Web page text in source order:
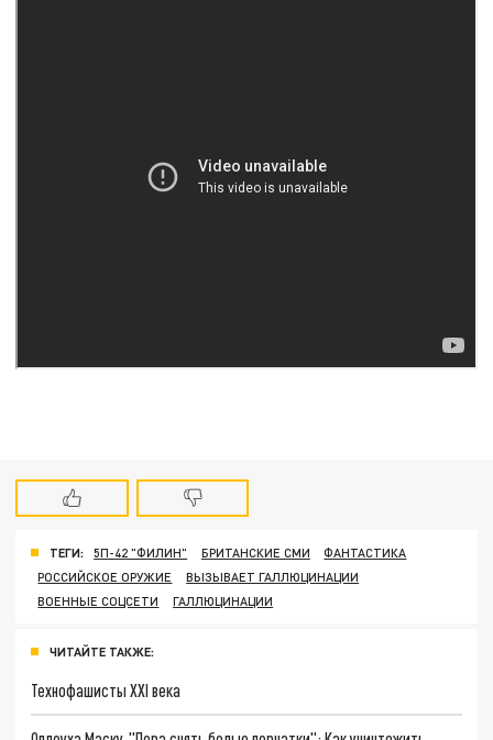
ТЕГИ: 5П-42 "ФИЛИН" БРИТАНСКИЕ СМИ
ФАНТАСТИКА
РОССИЙСКОЕ ОРУЖИЕ
ВЫЗЫВАЕТ ГАЛЛЮЦИНАЦИИ
ВОЕННЫЕ СОЦСЕТИ
ГАЛЛЮЦИНАЦИИ
ЧИТАЙТЕ ТАКЖЕ:
Технофашисты XXI века